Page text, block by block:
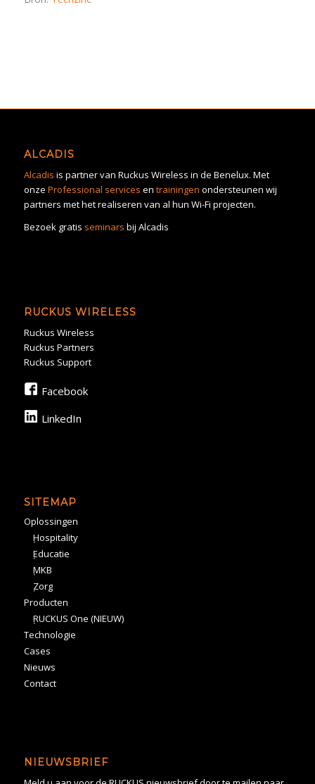
ALCADIS
Alcadis is partner van Ruckus Wireless in de Benelux. Met
onze Professional services en trainingen ondersteunen wij
partners met het realiseren van al hun Wi-Fi projecten.
Bezoek gratis seminars bij Alcadis
RUCKUS WIRELESS
Ruckus Wireless
Ruckus Partners
Ruckus Support
Facebook
LinkedIn
SITEMAP
Oplossingen
Hospitality
Educatie
MKB
Zorg
Producten
RUCKUS One (NIEUW)
Technologie
Cases
Nieuws
Contact
NIEUWSBRIEF